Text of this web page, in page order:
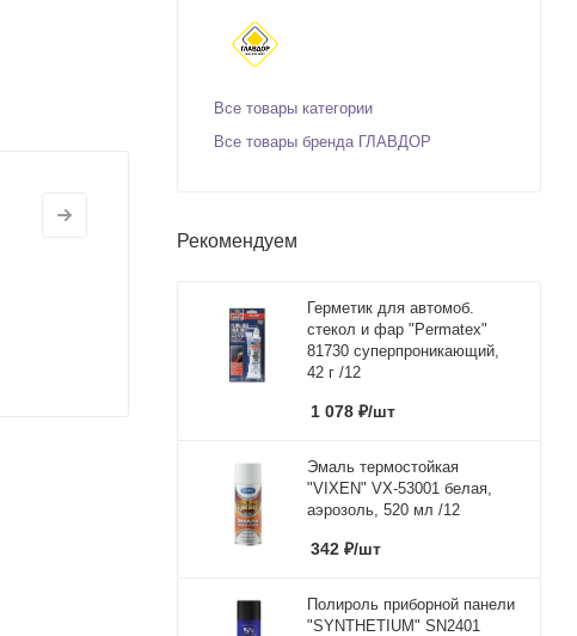
Все товары категории
Все товары бренда ГЛАВДОР
Рекомендуем
Герметик для автомоб.
стекол и фар "Permatex"
81730 суперпроникающий,
42 г /12
1 078 ₽/шт
Эмаль термостойкая
"VIXEN" VX-53001 белая,
аэрозоль, 520 мл /12
342 ₽/шт
Полироль приборной панели
"SYNTHETIUM" SN2401